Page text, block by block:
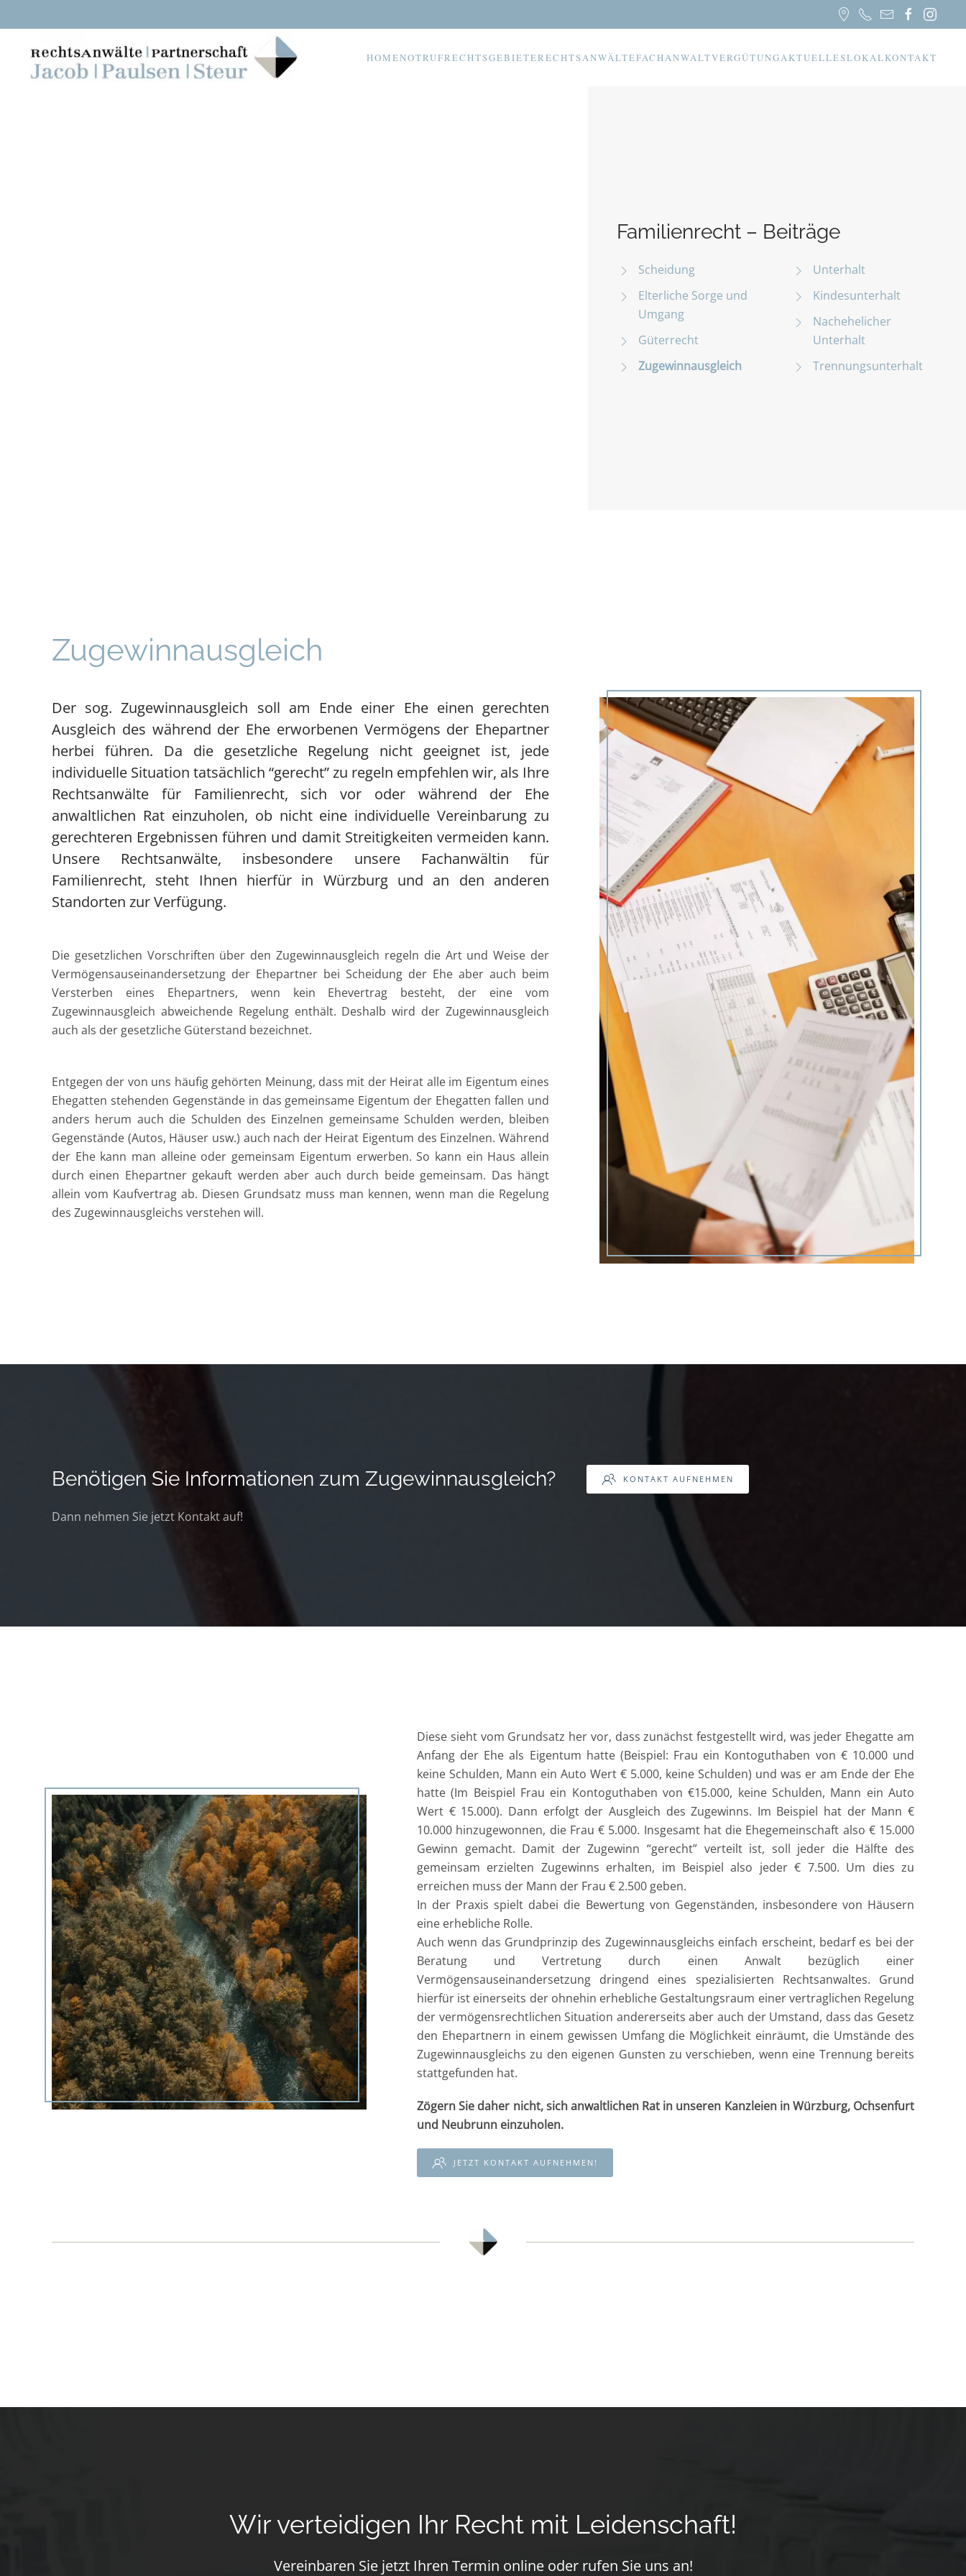
Skip to main content
HOMENOTRUFRECHTSGEBIETERECHTSANWÄLTEFACHANWALTVERGÜTUNGAKTUELLESLOKALKONTAKT
Familienrecht – Beiträge
Scheidung
Elterliche Sorge und
Umgang
Güterrecht
Zugewinnausgleich
Unterhalt
Kindesunterhalt
Nachehelicher
Unterhalt
Trennungsunterhalt
Zugewinn­ausgleich
Der sog. Zugewinnausgleich soll am Ende einer Ehe einen gerechten
Ausgleich des während der Ehe erworbenen Vermögens der Ehepartner
herbei führen. Da die gesetzliche Regelung nicht geeignet ist, jede
individuelle Situation tatsächlich “gerecht” zu regeln empfehlen wir, als Ihre
Rechtsanwälte für Familienrecht, sich vor oder während der Ehe
anwaltlichen Rat einzuholen, ob nicht eine individuelle Vereinbarung zu
gerechteren Ergebnissen führen und damit Streitigkeiten vermeiden kann.
Unsere Rechtsanwälte, insbesondere unsere Fachanwältin für
Familienrecht, steht Ihnen hierfür in Würzburg und an den anderen
Standorten zur Verfügung.
Die gesetzlichen Vorschriften über den Zugewinnausgleich regeln die Art und Weise der
Vermögensauseinandersetzung der Ehepartner bei Scheidung der Ehe aber auch beim
Versterben eines Ehepartners, wenn kein Ehevertrag besteht, der eine vom
Zugewinnausgleich abweichende Regelung enthält. Deshalb wird der Zugewinnausgleich
auch als der gesetzliche Güterstand bezeichnet.
Entgegen der von uns häufig gehörten Meinung, dass mit der Heirat alle im Eigentum eines
Ehegatten stehenden Gegenstände in das gemeinsame Eigentum der Ehegatten fallen und
anders herum auch die Schulden des Einzelnen gemeinsame Schulden werden, bleiben
Gegenstände (Autos, Häuser usw.) auch nach der Heirat Eigentum des Einzelnen. Während
der Ehe kann man alleine oder gemeinsam Eigentum erwerben. So kann ein Haus allein
durch einen Ehepartner gekauft werden aber auch durch beide gemeinsam. Das hängt
allein vom Kaufvertrag ab. Diesen Grundsatz muss man kennen, wenn man die Regelung
des Zugewinnausgleichs verstehen will.
Benötigen Sie Informationen zum Zugewinnausgleich?
Dann nehmen Sie jetzt Kontakt auf!
KONTAKT AUFNEHMEN
Diese sieht vom Grundsatz her vor, dass zunächst festgestellt wird, was jeder Ehegatte am
Anfang der Ehe als Eigentum hatte (Beispiel: Frau ein Kontoguthaben von € 10.000 und
keine Schulden, Mann ein Auto Wert € 5.000, keine Schulden) und was er am Ende der Ehe
hatte (Im Beispiel Frau ein Kontoguthaben von €15.000, keine Schulden, Mann ein Auto
Wert € 15.000). Dann erfolgt der Ausgleich des Zugewinns. Im Beispiel hat der Mann €
10.000 hinzugewonnen, die Frau € 5.000. Insgesamt hat die Ehegemeinschaft also € 15.000
Gewinn gemacht. Damit der Zugewinn “gerecht” verteilt ist, soll jeder die Hälfte des
gemeinsam erzielten Zugewinns erhalten, im Beispiel also jeder € 7.500. Um dies zu
erreichen muss der Mann der Frau € 2.500 geben.
In der Praxis spielt dabei die Bewertung von Gegenständen, insbesondere von Häusern
eine erhebliche Rolle.
Auch wenn das Grundprinzip des Zugewinnausgleichs einfach erscheint, bedarf es bei der
Beratung und Vertretung durch einen Anwalt bezüglich einer
Vermögensauseinandersetzung dringend eines spezialisierten Rechtsanwaltes. Grund
hierfür ist einerseits der ohnehin erhebliche Gestaltungsraum einer vertraglichen Regelung
der vermögensrechtlichen Situation andererseits aber auch der Umstand, dass das Gesetz
den Ehepartnern in einem gewissen Umfang die Möglichkeit einräumt, die Umstände des
Zugewinnausgleichs zu den eigenen Gunsten zu verschieben, wenn eine Trennung bereits
stattgefunden hat.
Zögern Sie daher nicht, sich anwaltlichen Rat in unseren Kanzleien in Würzburg, Ochsenfurt
und Neubrunn einzuholen.
JETZT KONTAKT AUFNEHMEN!
Wir verteidigen Ihr Recht mit Leidenschaft!
Vereinbaren Sie jetzt Ihren Termin online oder rufen Sie uns an!